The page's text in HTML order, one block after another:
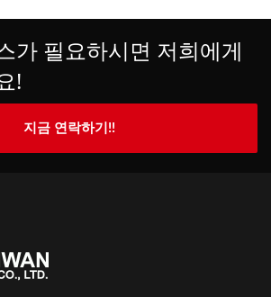
가 필요하시면 저희에게
!
지금 연락하기!!